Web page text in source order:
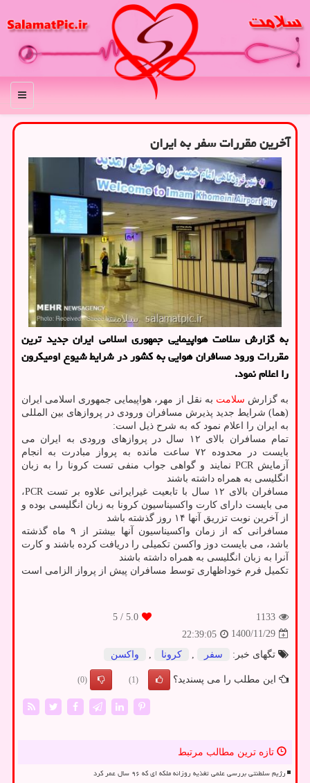
منو
آخرین مقررات سفر به ایران
به گزارش سلامت هواپیمایی جمهوری اسلامی ایران جدید ترین
مقررات ورود مسافران هوایی به کشور در شرایط شیوع اومیکرون
را اعلام نمود.
به گزارش سلامت به نقل از مهر، هواپیمایی جمهوری اسلامی ایران
(هما) شرایط جدید پذیرش مسافران ورودی در پروازهای بین المللی
به ایران را اعلام نمود که به شرح ذیل است:
تمام مسافران بالای ۱۲ سال در پروازهای ورودی به ایران می
بایست در محدوده ۷۲ ساعت مانده به پرواز مبادرت به انجام
آزمایش PCR نمایند و گواهی جواب منفی تست کرونا را به زبان
انگلیسی به همراه داشته باشند
مسافران بالای ۱۲ سال با تابعیت غیرایرانی علاوه بر تست PCR،
می بایست دارای کارت واکسیناسیون کرونا به زبان انگلیسی بوده و
از آخرین نوبت تزریق آنها ۱۴ روز گذشته باشد
مسافرانی که از زمان واکسیناسیون آنها بیشتر از ۹ ماه گذشته
باشد، می بایست دوز واکسن تکمیلی را دریافت کرده باشند و کارت
آنرا به زبان انگلیسی به همراه داشته باشند
تکمیل فرم خوداظهاری توسط مسافران پیش از پرواز الزامی است
1133
5.0
/ 5
1400/11/29
22:39:05
تگهای خبر:
سفر كرونا واكسن
این مطلب را می پسندید؟ (1)
(0)
تازه ترین مطالب مرتبط
رژیم سلطنتی بررسی علمی تغذیه روزانه ملکه ای که ۹۶ سال عمر کرد